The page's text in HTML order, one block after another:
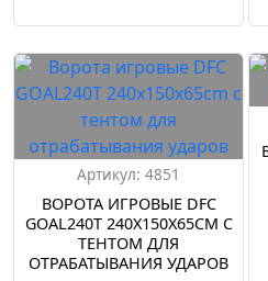
Артикул: 4851
ВОРОТА ИГРОВЫЕ DFC
GOAL240T 240X150X65CM С
ТЕНТОМ ДЛЯ
ОТРАБАТЫВАНИЯ УДАРОВ